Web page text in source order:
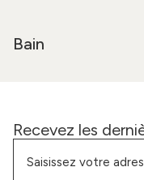
Bain
Recevez les